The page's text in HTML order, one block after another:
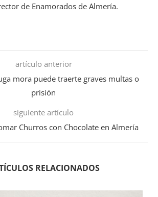
de Enamorados de Almería.
artículo anterior
mora puede traerte graves multas o
prisión
siguiente artículo
Churros con Chocolate en Almería
RELACIONADOS